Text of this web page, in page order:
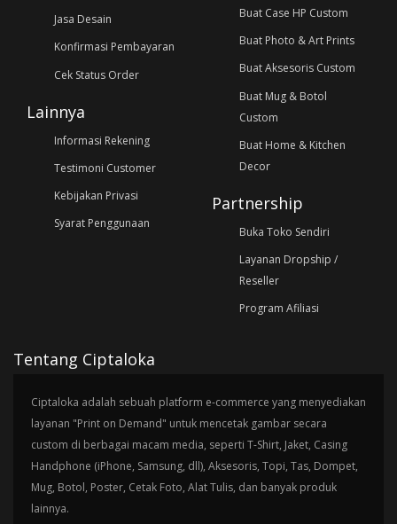
Jasa Desain
Konfirmasi Pembayaran
Cek Status Order
Lainnya
Informasi Rekening
Testimoni Customer
Kebijakan Privasi
Syarat Penggunaan
Buat Case HP Custom
Buat Photo & Art Prints
Buat Aksesoris Custom
Buat Mug & Botol
Custom
Buat Home & Kitchen
Decor
Partnership
Buka Toko Sendiri
Layanan Dropship /
Reseller
Program Afiliasi
Tentang Ciptaloka
Ciptaloka adalah sebuah platform e-commerce yang menyediakan
layanan "Print on Demand" untuk mencetak gambar secara
custom di berbagai macam media, seperti T-Shirt, Jaket, Casing
Handphone (iPhone, Samsung, dll), Aksesoris, Topi, Tas, Dompet,
Mug, Botol, Poster, Cetak Foto, Alat Tulis, dan banyak produk
lainnya.